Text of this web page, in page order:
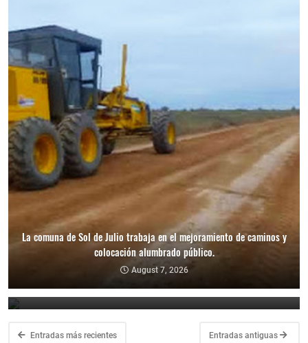
La comuna de Sol de Julio trabaja en el mejoramiento de caminos y
colocación alumbrado público.
August 7, 2026
La Municipalidad de Los Telares anunció que tomará acciones
legales tras los hechos de violencia en las dependencias
municipales.
August 7, 2026
Entradas más recientes Entradas antiguas